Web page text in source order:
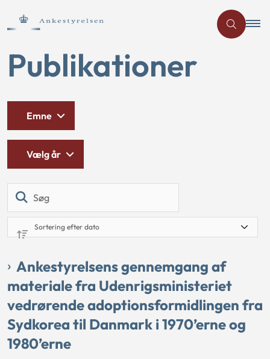
Publikationer
Emne
Vælg år
Ankestyrelsens gennemgang af
materiale fra Udenrigsministeriet
vedrørende adoptionsformidlingen fra
Sydkorea til Danmark i 1970’erne og
1980’erne